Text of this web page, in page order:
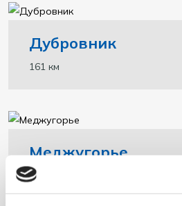
Дубровник
161 км
Меджугорье
79 км